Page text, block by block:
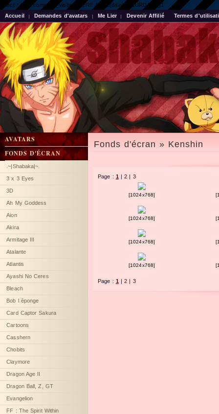
select * from compteur_visite WHERE DATE(date) = CURDATE()1
Accueil
Demandes d'avatars Me Lier Devenir Affilié Termes
AVATARS
FONDS D'ÉCRAN
.~|Shabaka|~.
3 x 3 Eyes
3D
Ah My Goddess
Aion
Akira
Armitage III
Atalante
Atlantis
Ayashi No Ceres
Bleach
Bob l éponge
Card Captor Sakura
Cartoons
Casshern
Chobits
Claymore
Dragon Age II
Dragon Ball, Z, GT
Evangelion
FF : The Spirit Within
Fonds d'écran » Kenshin
Page : 1 |2 | 3
[1024x768]
[1024x768]
[1024x768]
[1024x768]
Page : 1 |2 | 3